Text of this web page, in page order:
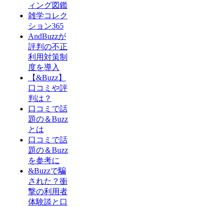
ィング図鑑
雑学コレク
ション365
AndBuzzが
評判の不正
利用対策制
度を導入
【&Buzz】
口コミや評
判は？
口コミで話
題の＆Buzz
とは
口コミで話
題の＆Buzz
を参考に
&Buzzで騙
された？衝
撃の利用者
体験談と口